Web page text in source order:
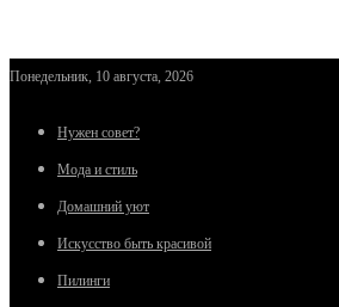
Понедельник, 10 августа, 2026
Нужен совет?
Мода и стиль
Домашний уют
Искусство быть красивой
Пилинги